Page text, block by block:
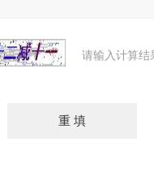
请输入计算结